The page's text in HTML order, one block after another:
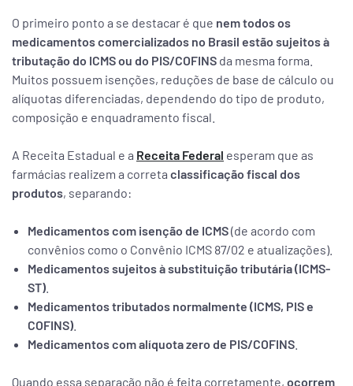
O primeiro ponto a se destacar é que nem todos os
medicamentos comercializados no Brasil estão sujeitos à
tributação do ICMS ou do PIS/COFINS da mesma forma.
Muitos possuem isenções, reduções de base de cálculo ou
alíquotas diferenciadas, dependendo do tipo de produto,
composição e enquadramento fiscal.
A Receita Estadual e a Receita Federal esperam que as
farmácias realizem a correta classificação fiscal dos
produtos, separando:
Medicamentos com isenção de ICMS(de acordo com
convênios como o Convênio ICMS 87/02 e atualizações).
Medicamentos sujeitos à substituição tributária (ICMS-
ST)
Medicamentos tributados normalmente (ICMS, PIS e
COFINS)
Medicamentos com alíquota zero de PIS/COFINS
Quando essa separação não é feita corretamente, ocorrem